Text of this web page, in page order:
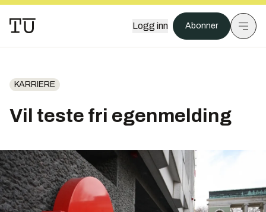
Logg inn Abonner
KARRIERE
Vil teste fri egenmelding